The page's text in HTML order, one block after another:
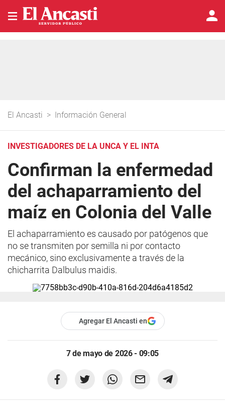
El Ancasti > Información General
INVESTIGADORES DE LA UNCA Y EL INTA
Confirman la enfermedad
del achaparramiento del
maíz en Colonia del Valle
El achaparramiento es causado por patógenos que
no se transmiten por semilla ni por contacto
mecánico, sino exclusivamente a través de la
chicharrita Dalbulus maidis.
Agregar El Ancasti en
7 de mayo de 2026 - 09:05